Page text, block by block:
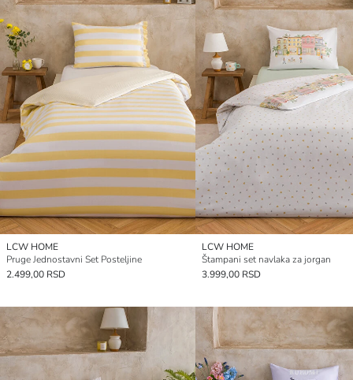
LCW HOME
Pruge Jednostavni Set Posteljine
2.499,00 RSD
LCW HOME
Štampani set navlaka za jorgan
3.999,00 RSD